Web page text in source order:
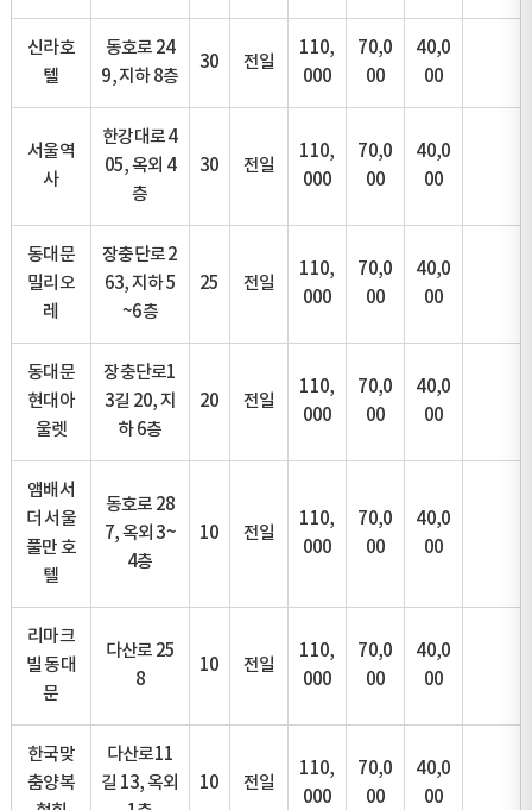
신라호
텔
동호로 24
9, 지하 8층
30 전일
110,
000
70,0
00
40,0
00
서울역
사
한강대로 4
05, 옥외 4
층
30 전일
110,
000
70,0
00
40,0
00
동대문
밀리오
레
장충단로 2
63, 지하 5
~6층
25 전일
110,
000
70,0
00
40,0
00
동대문
현대아
울렛
장충단로1
3길 20, 지
하 6층
20 전일
110,
000
70,0
00
40,0
00
앰배서
더 서울
풀만 호
텔
동호로 28
7, 옥외 3~
4층
10 전일
110,
000
70,0
00
40,0
00
리마크
빌 동대
문
다산로 25
8
10 전일
110,
000
70,0
00
40,0
00
한국맞
춤양복
다산로11
길 13, 옥외
10 전일
110,
000
70,0
00
40,0
00